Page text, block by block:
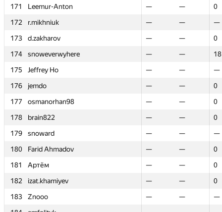
171
Leemur-Anton — —
0
172
r.mikhniuk — —
—
173
d.zakharov — —
0
174
snoweverwyhere — —
18
175
Jeffrey Ho — —
—
176
jemdo — —
0
177
osmanorhan98 — —
0
178
brain822 — —
0
179
snoward — —
—
180
Farid Ahmadov — —
0
181
Артём — —
0
182
izat.khamiyev — —
0
183
Znooo — —
—
171
Leemur-Anton — —
0
172
r.mikhniuk — —
—
173
d.zakharov — —
0
174
snoweverwyhere — —
18
175
Jeffrey Ho — —
—
176
jemdo — —
0
177
osmanorhan98 — —
0
178
brain822 — —
0
179
snoward — —
—
180
Farid Ahmadov — —
0
181
Артём — —
0
182
izat.khamiyev — —
0
183
Znooo — —
—